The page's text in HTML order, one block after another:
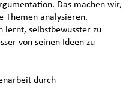
Das machen wir,
analysieren.
lernt, selbstbewusster zu
von seinen Ideen zu
durch